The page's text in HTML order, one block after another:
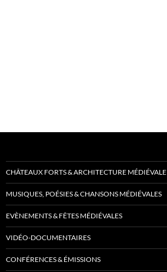
CHÂTEAUX FORTS & ARCHITECTURE MÉDIÉVALE
MUSIQUES, POÉSIES & CHANSONS MÉDIÉVALES
EVÈNEMENTS & FÊTES MÉDIÉVALES
VIDÉO-DOCUMENTAIRES
CONFÉRENCES & ÉMISSIONS